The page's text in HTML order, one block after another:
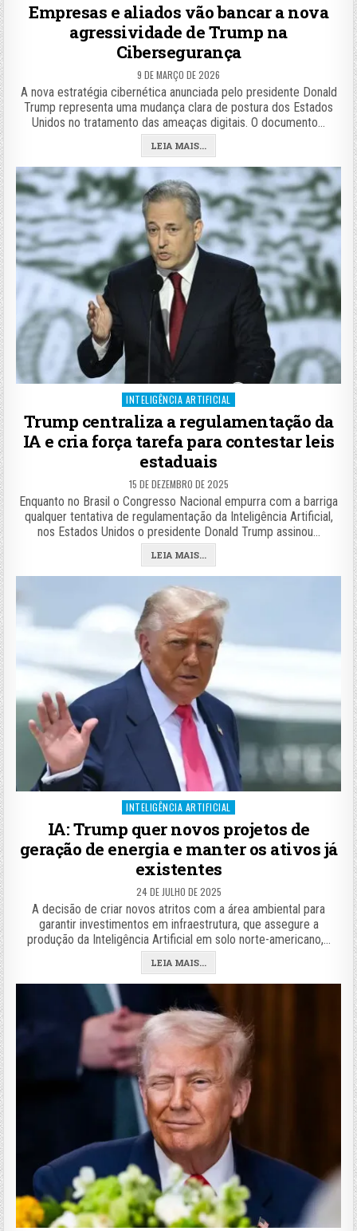
Empresas e aliados vão bancar a nova
agressividade de Trump na
Cibersegurança
9 DE MARÇO DE 2026
A nova estratégia cibernética anunciada pelo presidente Donald
Trump representa uma mudança clara de postura dos Estados
Unidos no tratamento das ameaças digitais. O documento…
LEIA MAIS...
Posted
INTELIGÊNCIA ARTIFICIAL
Trump centraliza a regulamentação da
IA e cria força tarefa para contestar leis
estaduais
15 DE DEZEMBRO DE 2025
Enquanto no Brasil o Congresso Nacional empurra com a barriga
qualquer tentativa de regulamentação da Inteligência Artificial,
nos Estados Unidos o presidente Donald Trump assinou…
LEIA MAIS...
Posted
INTELIGÊNCIA ARTIFICIAL
IA: Trump quer novos projetos de
geração de energia e manter os ativos já
existentes
24 DE JULHO DE 2025
A decisão de criar novos atritos com a área ambiental para
garantir investimentos em infraestrutura, que assegure a
produção da Inteligência Artificial em solo norte-americano,…
LEIA MAIS...